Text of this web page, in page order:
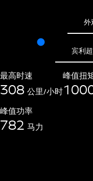
外
宾利
最高时速
308 公里/小时
峰值扭
峰值功率
782 马力